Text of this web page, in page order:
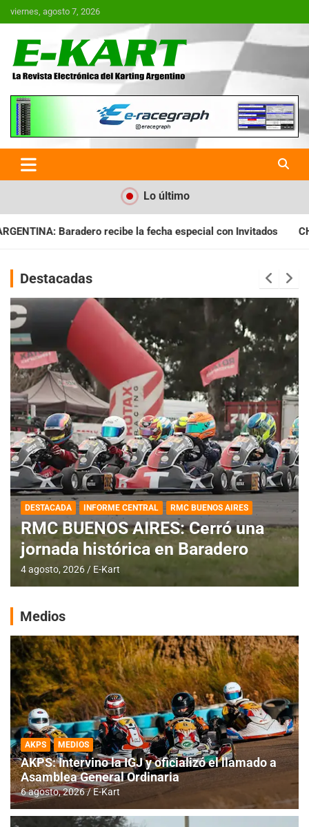
Saltar
al
viernes, agosto 7, 2026
E-Kart.com.ar | La Revista
Electrónica del Karting en
Argentina
Lo último
especial con Invitados CHAQUEÑO TIERRA: Sáenz
Destacadas
DESTACADA INFORME CENTRAL RMC BUENOS AIRES
RMC BUENOS AIRES: Cerró una
jornada histórica en Baradero
4 agosto, 2026 E-Kart
Medios
AKPS MEDIOS
AKPS: Intervino la IGJ y oficializó el llamado a
Asamblea General Ordinaria
6 agosto, 2026 E-Kart